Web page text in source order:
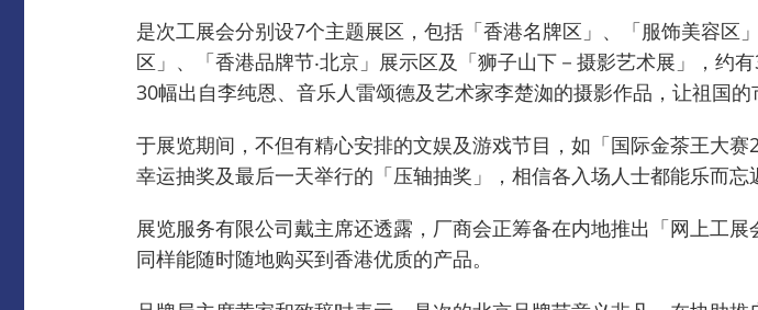
是次工展会分别设7个主题展区，包括「香港名牌区」、「服饰美容
区」、「香港品牌节‧北京」展示区及「狮子山下－摄影艺术展」，约
30幅出自李纯恩、音乐人雷颂德及艺术家李楚洳的摄影作品，让祖国的
于展览期间，不但有精心安排的文娱及游戏节目，如「国际金茶王大
幸运抽奖及最后一天举行的「压轴抽奖」，相信各入场人士都能乐而忘
展览服务有限公司戴主席还透露，厂商会正筹备在内地推出「网上工
同样能随时随地购买到香港优质的产品。